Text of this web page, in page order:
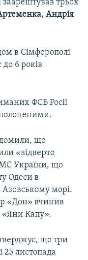
заарештував трьох
Андрія
в Сімферополі
6 років
ФСБ Росії
що
«відверто
України, що
Одеси в
морі.
«Дон» вчинив
«Яни Капу».
що три
25 листопада